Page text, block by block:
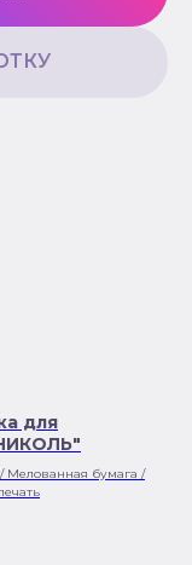
для
Мелованная бумага /